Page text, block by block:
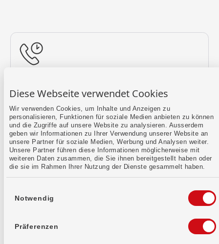
Diese Webseite verwendet Cookies
Wir verwenden Cookies, um Inhalte und Anzeigen zu
personalisieren, Funktionen für soziale Medien anbieten zu können
und die Zugriffe auf unsere Website zu analysieren. Ausserdem
geben wir Informationen zu Ihrer Verwendung unserer Website an
unsere Partner für soziale Medien, Werbung und Analysen weiter.
Unsere Partner führen diese Informationen möglicherweise mit
weiteren Daten zusammen, die Sie ihnen bereitgestellt haben oder
die sie im Rahmen Ihrer Nutzung der Dienste gesammelt haben.
Notwendig
Präferenzen
Mehr erfahren
Kontaktformular